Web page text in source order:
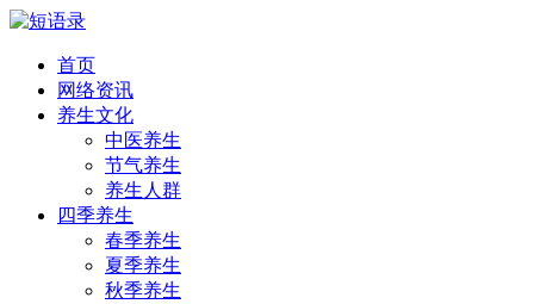
首页
网络资讯
养生文化
中医养生
节气养生
养生人群
四季养生
春季养生
夏季养生
秋季养生